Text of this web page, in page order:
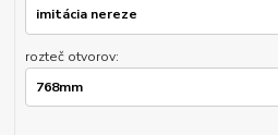
rozteč otvorov: